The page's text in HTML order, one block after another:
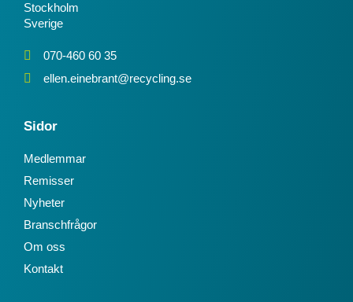
Stockholm
Sverige
070-460 60 35
ellen.einebrant@recycling.se
Sidor
Medlemmar
Remisser
Nyheter
Branschfrågor
Om oss
Kontakt